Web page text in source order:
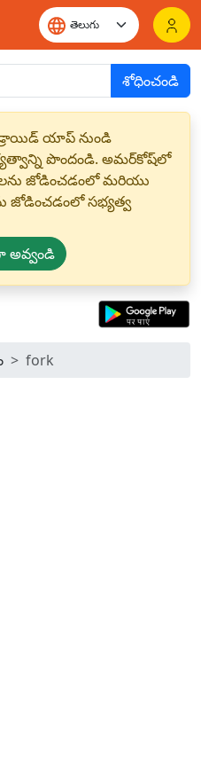
శోధించండి
యాప్ నుండి
పొందండి. అమర్‌కోష్‌లో
జోడించడంలో మరియు
జోడించడంలో సభ్యత్వ
అవ్వండి
fork